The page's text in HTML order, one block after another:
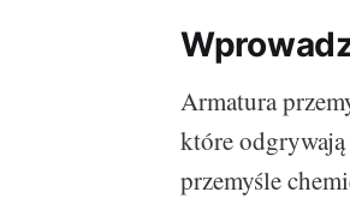
Armatura
które
przemyśle